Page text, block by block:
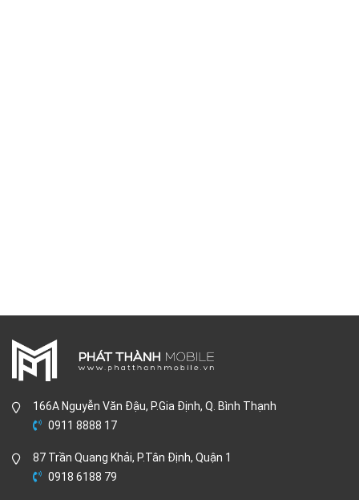
166A Nguyễn Văn Đậu, P.Gia Định, Q. Bình Thạnh
0911 8888 17
87 Trần Quang Khải, P.Tân Định, Quận 1
0918 6188 79